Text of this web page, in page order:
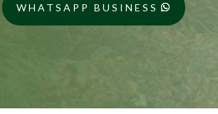
WHATSAPP BUSINESS